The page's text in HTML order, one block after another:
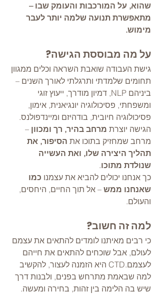
שהוא, על המורכבות והעומק שבו –
מתאפשרת תנועה שלמה יותר לעבר
מימוש.
על מה מבוססת הגישה?
גישת העבודה שואבת השראה וכלים ממגוון
תחומים שלמדתי ותרגלתי לאורך השנים –
ביניהם NLP, דמיון מודרך, ייעוץ זוגי
ומשפחתי, פסיכולוגיה יונגיאנית, אימון,
פסיכולוגיה חיובית, בודהיזם ומיינדפולנס.
הגישה יוצרת מרחב בהיר, רך ומכוון –
מרחב שמחזיק בתוכו את הסיפור, את
תהליך היצירה שלו, ואת העשייה
שנולדת מתוכו.
כך אנחנו יכולים להביא את עצמנו כמו
שאנחנו ממש – אל תוך החיים, היחסים,
והעולם.
למה זה חשוב?
כי רבים מאיתנו לומדים להתאים את עצמם
לעולם, אבל שוכחים להתאים את חייהם
לעצמם.CTD היא הזמנה לעצור, להקשיב
למה שבאמת מתרחש בפנים, ולבנות דרך
שיש בה הלימה בין זהות, בחירה ומעשה.